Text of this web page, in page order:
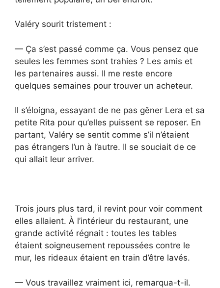
Valéry sourit tristement :
— Ça s’est passé comme ça. Vous pensez que
seules les femmes sont trahies ? Les amis et
les partenaires aussi. Il me reste encore
quelques semaines pour trouver un acheteur.
Il s’éloigna, essayant de ne pas gêner Lera et sa
petite Rita pour qu’elles puissent se reposer. En
partant, Valéry se sentit comme s’il n’étaient
pas étrangers l’un à l’autre. Il se souciait de ce
qui allait leur arriver.
Trois jours plus tard, il revint pour voir comment
elles allaient. À l’intérieur du restaurant, une
grande activité régnait : toutes les tables
étaient soigneusement repoussées contre le
mur, les rideaux étaient en train d’être lavés.
— Vous travaillez vraiment ici, remarqua-t-il.